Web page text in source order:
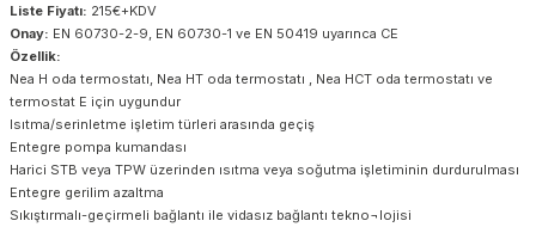
Liste Fiyatı: 215€+KDV
Onay: EN 60730-2-9, EN 60730-1 ve EN 50419 uyarınca CE
Özellik:
Nea H oda termostatı, Nea HT oda termostatı , Nea HCT oda termostatı ve
termostat E için uygundur
Isıtma/serinletme işletim türleri arasında geçiş
Entegre pompa kumandası
Harici STB veya TPW üzerinden ısıtma veya soğutma işletiminin durdurulması
Entegre gerilim azaltma
Sıkıştırmalı-geçirmeli bağlantı ile vidasız bağlantı tekno¬lojisi